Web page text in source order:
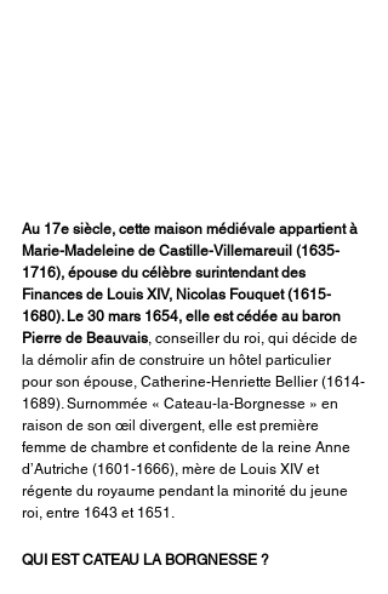
Au 17e siècle, cette maison médiévale appartient à
Marie-Madeleine de Castille-Villemareuil (1635-
1716), épouse du célèbre surintendant des
Finances de Louis XIV, Nicolas Fouquet (1615-
1680). Le 30 mars 1654, elle est cédée au baron
Pierre de Beauvais, conseiller du roi, qui décide de
la démolir afin de construire un hôtel particulier
pour son épouse, Catherine-Henriette Bellier (1614-
1689). Surnommée « Cateau-la-Borgnesse » en
raison de son œil divergent, elle est première
femme de chambre et confidente de la reine Anne
d’Autriche (1601-1666), mère de Louis XIV et
régente du royaume pendant la minorité du jeune
roi, entre 1643 et 1651.
QUI EST CATEAU LA BORGNESSE ?